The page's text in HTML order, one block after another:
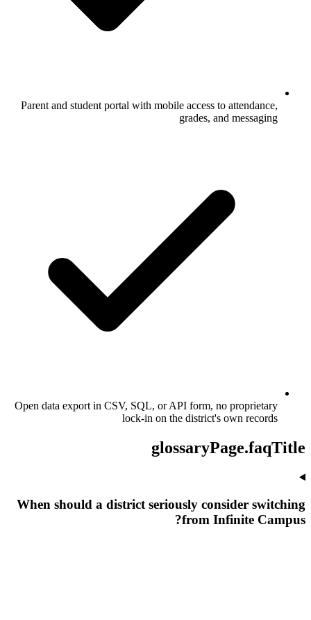
Parent and student portal with mobile access to attendance,
grades, and messaging
Open data export in CSV, SQL, or API form, no proprietary
lock-in on the district's own records
glossaryPage.faqTitle
When should a district seriously consider switching
from Infinite Campus?